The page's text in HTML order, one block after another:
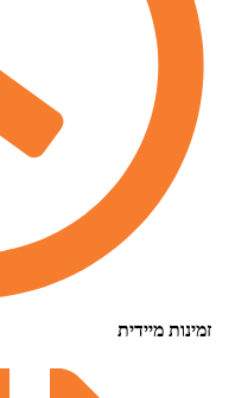
זמינות מיידית